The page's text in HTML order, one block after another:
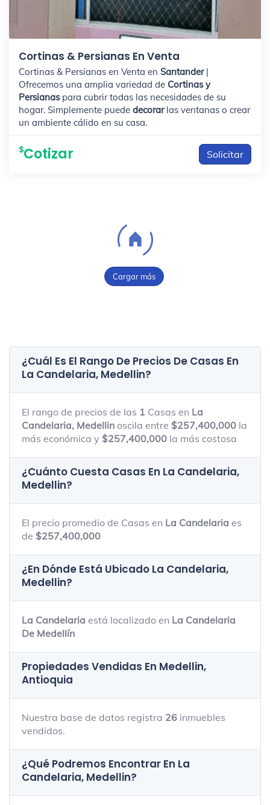
Cortinas & Persianas En Venta
Cortinas & Persianas en Venta en Santander|
Ofrecemos una amplia variedad de Cortinas y
Persianaspara cubrir todas las necesidades de su
hogar. Simplemente puede decorarlas ventanas o crear
un ambiente cálido en su casa.
Cotizar Solicitar
Cargar más
¿Cuál Es El Rango De Precios De Casas En
La Candelaria, Medellin?
El rango de precios de las 1 Casas en La
Candelaria, Medellin oscila entre $257,400,000 la
más económica y $257,400,000 la más costosa
¿Cuánto Cuesta Casas En La Candelaria,
Medellin?
El precio promedio de Casas en La Candelaria es
de $257,400,000
¿En Dónde Está Ubicado La Candelaria,
Medellin?
La Candelaria está localizado en La Candelaria
De Medellín
Propiedades Vendidas En Medellin,
Antioquia
Nuestra base de datos registra 26 inmuebles
vendidos.
¿Qué Podremos Encontrar En La
Candelaria, Medellin?